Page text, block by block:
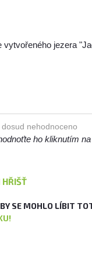
jezera
dosud nehodnoceno
ho kliknutím
SE MOHLO LÍBIT